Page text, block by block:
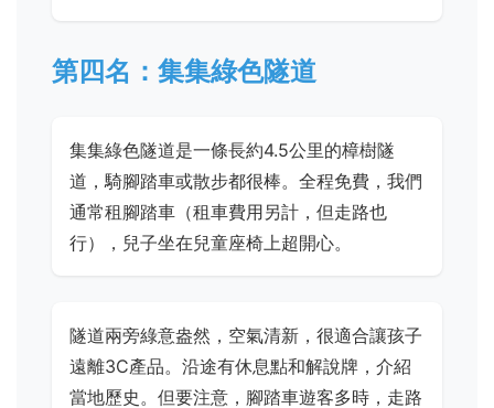
第四名：集集綠色隧道
集集綠色隧道是一條長約4.5公里的樟樹隧
道，騎腳踏車或散步都很棒。全程免費，我們
通常租腳踏車（租車費用另計，但走路也
行），兒子坐在兒童座椅上超開心。
隧道兩旁綠意盎然，空氣清新，很適合讓孩子
遠離3C產品。沿途有休息點和解說牌，介紹
當地歷史。但要注意，腳踏車遊客多時，走路